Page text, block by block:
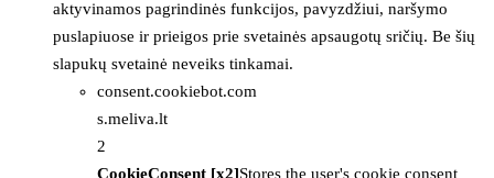
aktyvinamos pagrindinės funkcijos, pavyzdžiui, naršymo
puslapiuose ir prieigos prie svetainės apsaugotų sričių. Be šių
slapukų svetainė neveiks tinkamai.
consent.cookiebot.com
s.meliva.lt
2
CookieConsent [x2]Stores the user's cookie consent